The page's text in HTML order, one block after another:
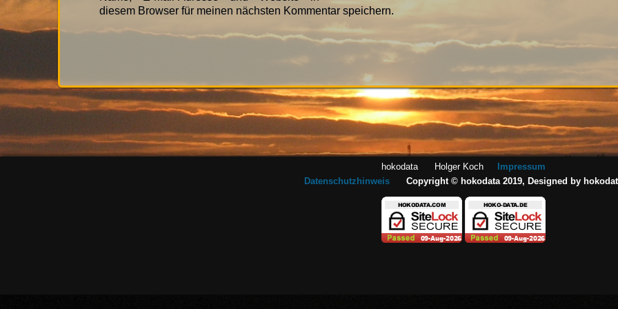
diesem Browser für meinen nächsten Kommentar speichern.
hokodata Holger Koch Impressum
Datenschutzhinweis
Copyright © hokodata 2019, Designed by